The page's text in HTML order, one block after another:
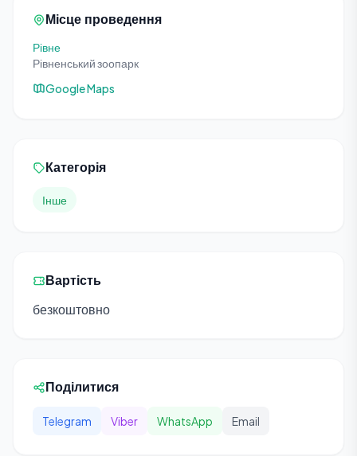
Місце проведення
Рівне
Рівненський зоопарк
Google Maps
Категорія
Інше
Вартість
безкоштовно
Поділитися
Telegram Viber WhatsApp Email